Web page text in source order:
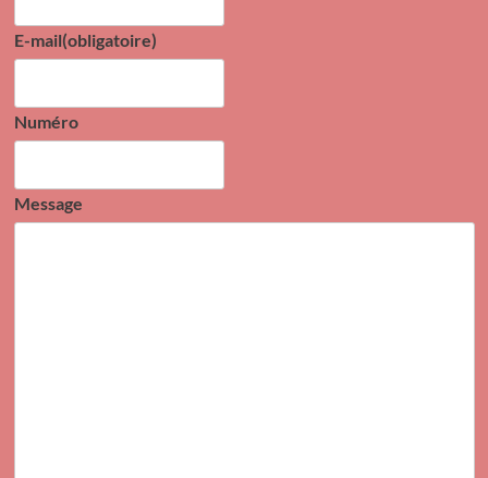
E-mail(obligatoire)
Numéro
Message